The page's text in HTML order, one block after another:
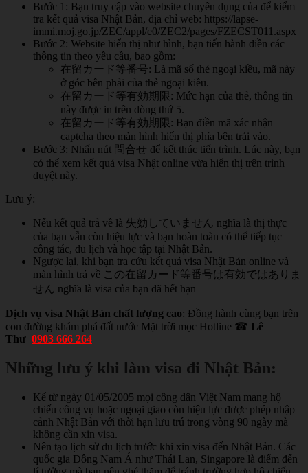
Bước 1: Bạn truy cập vào website chuyên dụng của để kiểm
tra kết quả visa Nhật Bản, địa chỉ web: https://lapse-
immi.moj.go.jp/ZEC/appl/e0/ZEC2/pages/FZECST011.aspx
Bước 2: Website hiển thị như hình, bạn tiến hành điền các
thông tin theo yêu cầu, bao gồm:
在留カード等番号: Là mã số thẻ ngoại kiều, mã này
ở góc bên phải của thẻ ngoại kiều.
在留カード等有効期限: Mức hạn của thẻ, thông tin
này được in trên dòng thứ 5.
在留カード等有効期限: Bạn điền mã xác nhận
captcha theo màn hình hiển thị phía bên trái vào.
Bước 3: Nhấn nút 問合せ để kết thúc tiến trình. Lúc này, bạn
có thể xem kết quả visa Nhật online vừa hiển thị trên trình
duyệt này.
Lưu ý:
Nếu kết quả trả về là 失効していません nghĩa là thị thực
của bạn vẫn còn hiệu lực và bạn hoàn toàn có thể tiếp tục
công tác, du lịch và học tập tại Nhật Bản.
Ngược lại, khi bạn tra cứu kết quả visa Nhật Bản online và
màn hình trả về この在留カード等番号は有効ではありま
せん nghĩa là visa của bạn đã hết hạn
Dịch vụ visa Nhật Bản chất lượng cao: Đồng hành cùng bạn trên
con đường khám phá đất nước Mặt trời mọc Hotline ☎ Lê
Thư 0903 666 264
Những lưu ý khi làm visa đi Nhật Bản:
Kể từ ngày 01/05/2005 mọi công dân Việt Nam mang hộ
chiếu công vụ hoặc ngoại giao còn hiệu lực được phép nhập
cảnh Nhật Bản với thời hạn lưu trú trong vòng 90 ngày mà
không cần xin visa.
Nên tạo lịch sử du lịch trước khi xin visa đến Nhật Bản. Các
quốc gia Đông Nam Á như Thái Lan, Singapore là điểm đến